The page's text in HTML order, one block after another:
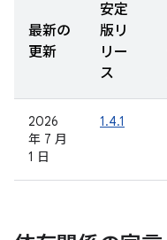
最新の
更新
安定
版リ
リー
ス
2026
年 7 月
1 日
1.4.1